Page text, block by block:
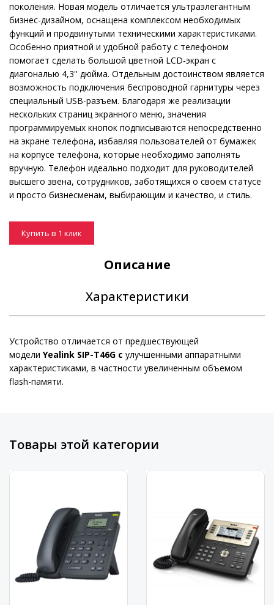
поколения. Новая модель отличается ультраэлегантным
бизнес-дизайном, оснащена комплексом необходимых
функций и продвинутыми техническими характеристиками.
Особенно приятной и удобной работу с телефоном
помогает сделать большой цветной LCD-экран с
диагональю 4,3'' дюйма. Отдельным достоинством является
возможность подключения беспроводной гарнитуры через
специальный USB-разъем. Благодаря же реализации
нескольких страниц экранного меню, значения
программируемых кнопок подписываются непосредственно
на экране телефона, избавляя пользователей от бумажек
на корпусе телефона, которые необходимо заполнять
вручную. Телефон идеально подходит для руководителей
высшего звена, сотрудников, заботящихся о своем статусе
и просто бизнесменам, выбирающим и качество, и стиль.
Купить в 1 клик
Описание
Характеристики
Устройство отличается от предшествующей
модели Yealink SIP-T46G с улучшенными аппаратными
характеристиками, в частности увеличенным объемом
flash-памяти.
Товары этой категории